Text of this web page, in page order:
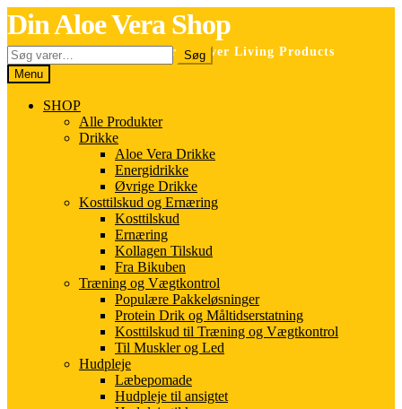
Spring
til
navigation
Spring
til
indhold
Din Aloe Vera Shop
Selvstændig forhandler for Forever Living Products
Søg
efter:
Søg
Menu
SHOP
Alle Produkter
Drikke
Aloe Vera Drikke
Energidrikke
Øvrige Drikke
Kosttilskud og Ernæring
Kosttilskud
Ernæring
Kollagen Tilskud
Fra Bikuben
Træning og Vægtkontrol
Populære Pakkeløsninger
Protein Drik og Måltidserstatning
Kosttilskud til Træning og Vægtkontrol
Til Muskler og Led
Hudpleje
Læbepomade
Hudpleje til ansigtet